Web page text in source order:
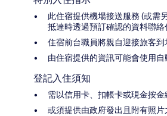
此住宿提供機場接送服務 (或需
抵達時透過預訂確認的資料聯絡
住宿前台職員將親自迎接旅客到
由住宿提供的資訊可能會使用自
登記入住須知
需以信用卡、扣帳卡或現金按
或須提供由政府發出且附有照